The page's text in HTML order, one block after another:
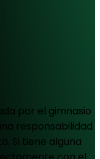
por el gimnasio
responsabilidad
Si tiene alguna